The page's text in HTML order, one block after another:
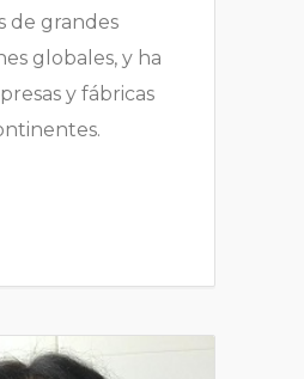
de grandes
globales, y ha
y fábricas